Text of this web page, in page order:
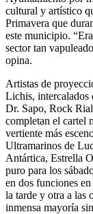
cultural y artístico
Primavera que
este municipio.
sector tan
opina.
Artistas de
Lichis, intercalados
Dr. Sapo, Rock
completan el cartel
vertiente más
Ultramarinos de
Antártica, Estrella
puro para los
en dos funciones
la tarde y otra a las
inmensa mayoría